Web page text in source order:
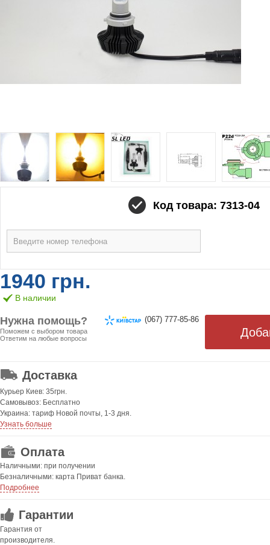
Код товара: 7313-04
1940 грн.
В наличии
Нужна помощь?
Поможем с выбором товара
Ответим на любые вопросы
(067) 777-85-86
Доставка
Курьер Киев: 35грн.
Самовывоз: Бесплатно
Украина: тариф Новой почты, 1-3 дня.
Узнать больше
Оплата
Наличными: при получении
Безналичными: карта Приват банка.
Подробнее
Гарантии
Гарантия от
производителя.